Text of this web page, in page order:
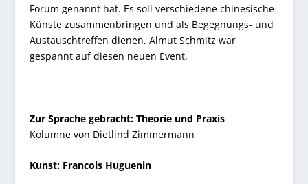
Forum genannt hat. Es soll verschiedene chinesische
Künste zusammenbringen und als Begegnungs- und
Austauschtreffen dienen. Almut Schmitz war
gespannt auf diesen neuen Event.
Zur Sprache gebracht: Theorie und Praxis
Kolumne von Dietlind Zimmermann
Kunst: Francois Huguenin